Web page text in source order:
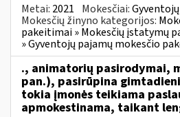
Metai: 2021 Mokesčiai:
Mokesčių žinyno kategorijos:
pakeitimai » Mokesčių įstatymų
» Gyventojų pajamų mokesčio
., animatorių pasirodymai,
pan.), pasirūpina
tokia įmonės teikiama
apmokestinama, taikant